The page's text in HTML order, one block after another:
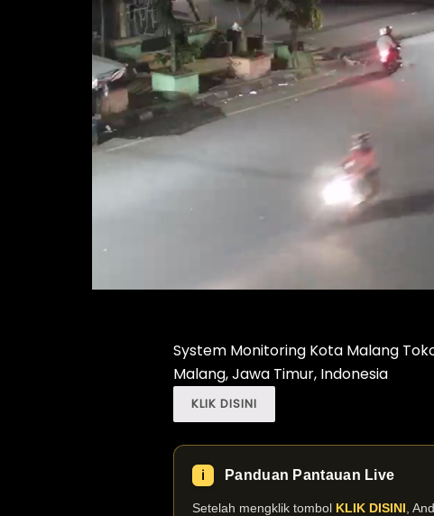
System Monitoring Kota Malang
Malang, Jawa Timur, Indonesia
KLIK DISINI
ℹ️ Panduan Pantauan Live
Setelah mengklik tombol KLIK DISINI ,